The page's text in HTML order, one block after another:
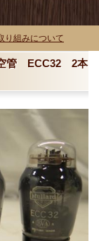
り組みについて
管 ECC32 2本